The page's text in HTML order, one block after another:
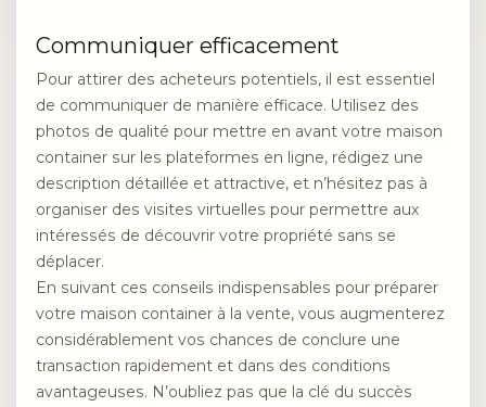
Communiquer efficacement
Pour attirer des acheteurs potentiels, il est essentiel
de communiquer de manière efficace. Utilisez des
photos de qualité pour mettre en avant votre maison
container sur les plateformes en ligne, rédigez une
description détaillée et attractive, et n’hésitez pas à
organiser des visites virtuelles pour permettre aux
intéressés de découvrir votre propriété sans se
déplacer.
En suivant ces conseils indispensables pour préparer
votre maison container à la vente, vous augmenterez
considérablement vos chances de conclure une
transaction rapidement et dans des conditions
avantageuses. N’oubliez pas que la clé du succès